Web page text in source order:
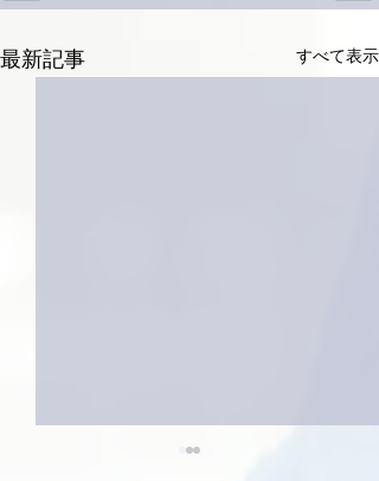
最新記事 すべて表示